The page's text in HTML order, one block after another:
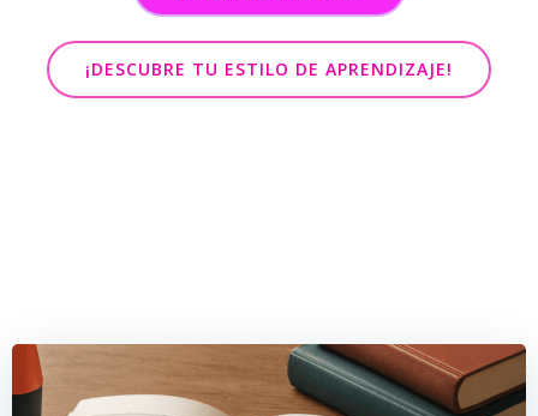
¡DESCUBRE TU ESTILO DE APRENDIZAJE!